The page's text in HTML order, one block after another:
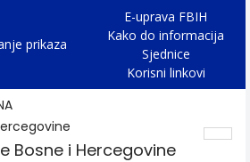
prikaza
E-uprava FBIH
Kako do informacija
Sjednice
Korisni linkovi
Bosne i Hercegovine